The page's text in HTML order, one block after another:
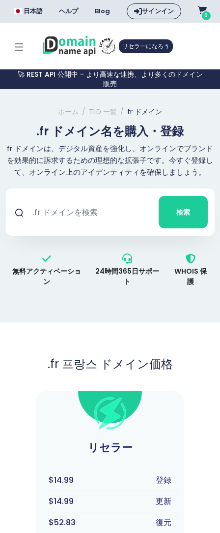
日本語 ヘルプ Blog サインイン 0
リセラーになろう
🚀 REST API 公開中 - より高速な連携、より多くのドメイン
販売
ホーム TLD 一覧 fr ドメイン
.fr ドメイン名を購入・登録
fr ドメインは、デジタル資産を強化し、オンラインでブランド
を効果的に訴求するための理想的な拡張子です。今すぐ登録し
て、オンライン上のアイデンティティを確保しましょう。
検索
無料アクティベーショ
ン
24時間365日サポー
ト
WHOIS 保
護
.fr 프랑스 ドメイン価格
リセラー
$14.99
登録
$14.99
更新
$52.83
復元